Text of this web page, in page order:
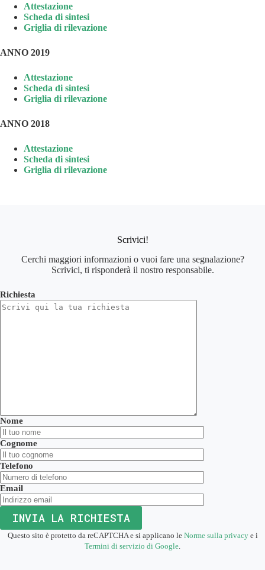
Attestazione
Scheda di sintesi
Griglia di rilevazione
ANNO 2019
Attestazione
Scheda di sintesi
Griglia di rilevazione
ANNO 2018
Attestazione
Scheda di sintesi
Griglia di rilevazione
Scrivici!
Cerchi maggiori informazioni o vuoi fare una segnalazione?
Scrivici, ti risponderà il nostro responsabile.
Richiesta
Nome
Cognome
Telefono
Email
Questo sito è protetto da reCAPTCHA e si applicano le Norme sulla privacye i
Termini di servizio di Google.